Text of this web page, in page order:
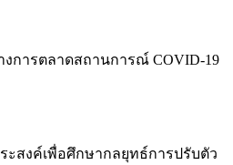
การตลาดสถานการณ์ COVID-19
งค์เพื่อศึกษากลยุทธ์การปรับตัว